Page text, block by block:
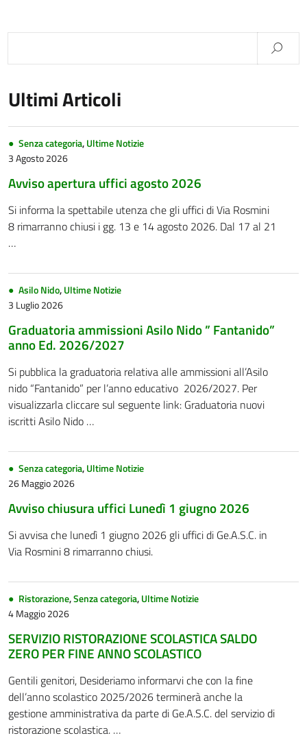
Ultimi Articoli
Senza categoria,Ultime Notizie
3 Agosto 2026
Avviso apertura uffici agosto 2026
Si informa la spettabile utenza che gli uffici di Via Rosmini
8 rimarranno chiusi i gg. 13 e 14 agosto 2026. Dal 17 al 21
…
Asilo Nido,Ultime Notizie
3 Luglio 2026
Graduatoria ammissioni Asilo Nido ” Fantanido”
anno Ed. 2026/2027
Si pubblica la graduatoria relativa alle ammissioni all’Asilo
nido “Fantanido” per l’anno educativo 2026/2027. Per
visualizzarla cliccare sul seguente link: Graduatoria nuovi
iscritti Asilo Nido …
Senza categoria,Ultime Notizie
26 Maggio 2026
Avviso chiusura uffici Lunedì 1 giugno 2026
Si avvisa che lunedì 1 giugno 2026 gli uffici di Ge.A.S.C. in
Via Rosmini 8 rimarranno chiusi.
Ristorazione,Senza categoria,Ultime Notizie
4 Maggio 2026
SERVIZIO RISTORAZIONE SCOLASTICA SALDO
ZERO PER FINE ANNO SCOLASTICO
Gentili genitori, Desideriamo informarvi che con la fine
dell’anno scolastico 2025/2026 terminerà anche la
gestione amministrativa da parte di Ge.A.S.C. del servizio di
ristorazione scolastica. …